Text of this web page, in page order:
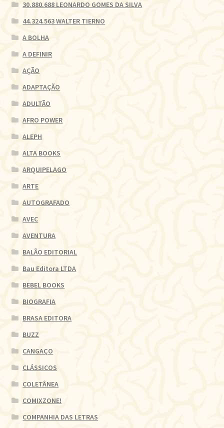
30.880.688 LEONARDO GOMES DA SILVA
44.324.563 WALTER TIERNO
A BOLHA
A DEFINIR
AÇÃO
ADAPTAÇÃO
ADULTÃO
AFRO POWER
ALEPH
ALTA BOOKS
ARQUIPELAGO
ARTE
AUTOGRAFADO
AVEC
AVENTURA
BALÃO EDITORIAL
Bau Editora LTDA
BEBEL BOOKS
BIOGRAFIA
BRASA EDITORA
BUZZ
CANGAÇO
CLÁSSICOS
COLETÂNEA
COMIXZONE!
COMPANHIA DAS LETRAS